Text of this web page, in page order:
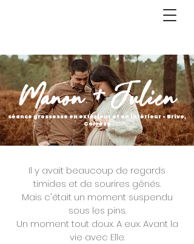
Manon + Julien
séance grossesse en extérieur et en intérieur • Brive,
Corrèze
Il y avait beaucoup de regards
timides et de sourires gênés.
Mais c'était un moment suspendu
sous les pins.
Un moment tout doux. A eux. Avant la
vie avec Elle.